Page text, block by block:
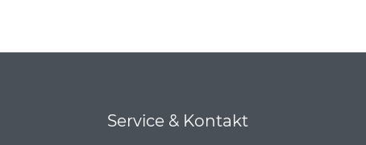
Service & Kontakt